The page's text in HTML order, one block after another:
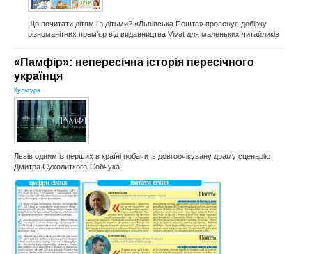
Що почитати дітям і з дітьми? «Львівська Пошта» пропонує добірку
різноманітних прем’єр від видавництва Vivat для маленьких читайликів
«Памфір»: непересічна історія пересічного
українця
Культура
Львів одним із перших в країні побачить довгоочікувану драму сценарію
Дмитра Сухолиткого-Собчука